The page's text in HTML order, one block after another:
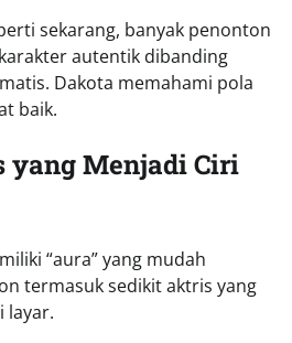
sekarang, banyak penonton
autentik dibanding
Dakota memahami pola
baik.
yang Menjadi Ciri
“aura” yang mudah
termasuk sedikit aktris yang
layar.